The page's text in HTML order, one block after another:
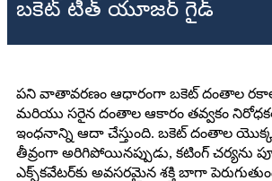
బకెట్ టీత్ యూజర్ గైడ్
పని వాతావరణం ఆధారంగా బకెట్ దంతాల
మరియు సరైన దంతాల ఆకారం తవ్వకం
ఇంధనాన్ని ఆదా చేస్తుంది. బకెట్ దంతాల
తీవ్రంగా అరిగిపోయినప్పుడు, కటింగ్ చర్యను
ఎక్స్‌కవేటర్‌కు అవసరమైన శక్తి బాగా